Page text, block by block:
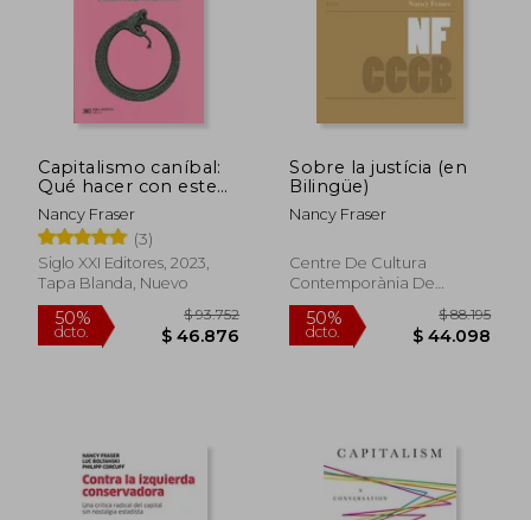
50%
dcto. $ 42.391 dcto.
Capitalismo caníbal:
Qué hacer con este
sistema que devora la
democracia y el
planeta, y hasta pone
en peligro su propia
existencia
Nancy Fraser
(3)
Siglo XXI Editores, 2023,
Tapa Blanda, Nuevo
Sobre la justícia (en
Bilingüe)
Nancy Fraser
Centre De Cultura
Contemporània De
Barcelona, 2012, Tapa
Blanda, Nuevo